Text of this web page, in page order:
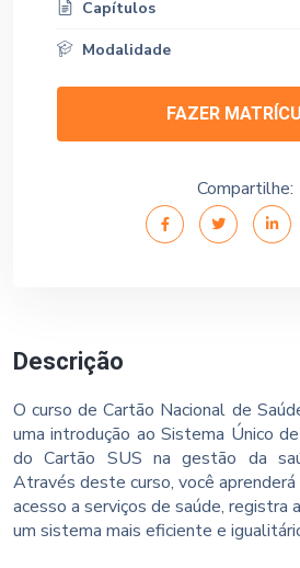
Descrição
O curso de Cartão Nacional de
uma introdução ao Sistema Único
do Cartão SUS na gestão da
Através deste curso, você
acesso a serviços de saúde, registra
um sistema mais eficiente e
Capítulos
Modalidade
FAZER
Compartilhe: